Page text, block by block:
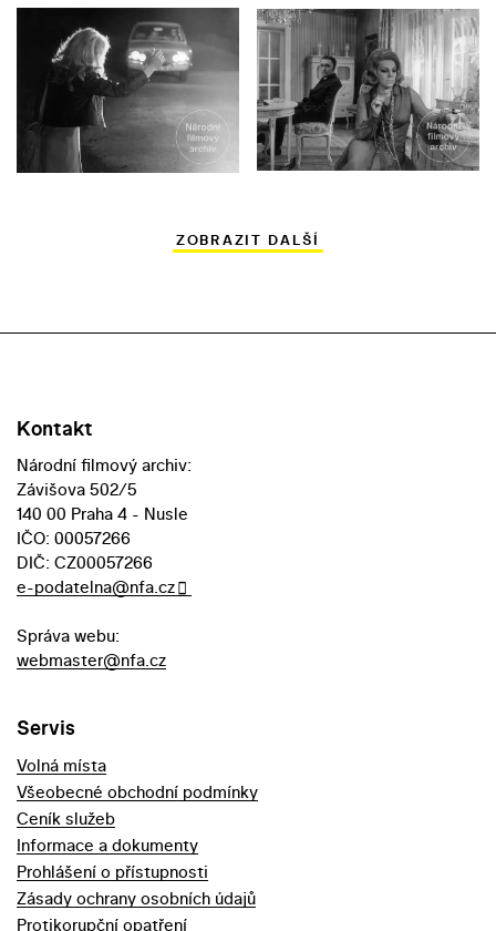
ZOBRAZIT DALŠÍ
Kontakt
Národní filmový archiv:
Závišova 502/5
140 00 Praha 4 - Nusle
IČO: 00057266
DIČ: CZ00057266
e-podatelna@nfa.cz
Správa webu:
webmaster@nfa.cz
Servis
Volná místa
Všeobecné obchodní podmínky
Ceník služeb
Informace a dokumenty
Prohlášení o přístupnosti
Zásady ochrany osobních údajů
Protikorupční opatření